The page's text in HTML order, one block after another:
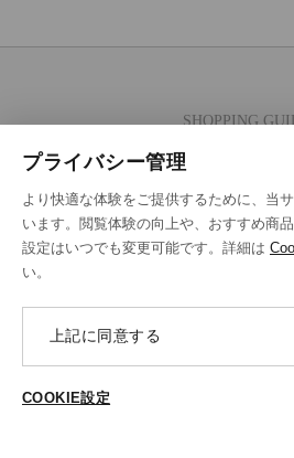
SHOPPING
送料・ラッピング·配
プライバシー管理
より快適な体験をご提供するために、当
います。閲覧体験の向上や、おすすめ商
設定はいつでも変更可能です。詳細は
い。
上記に同意する
COOKIE設定